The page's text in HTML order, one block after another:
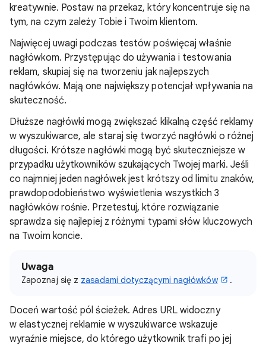
kreatywnie. Postaw na przekaz, który koncentruje się na
tym, na czym zależy Tobie i Twoim klientom.
Najwięcej uwagi podczas testów poświęcaj właśnie
nagłówkom. Przystępując do używania i testowania
reklam, skupiaj się na tworzeniu jak najlepszych
nagłówków. Mają one największy potencjał wpływania na
skuteczność.
Dłuższe nagłówki mogą zwiększać klikalną część reklamy
w wyszukiwarce, ale staraj się tworzyć nagłówki o różnej
długości. Krótsze nagłówki mogą być skuteczniejsze w
przypadku użytkowników szukających Twojej marki. Jeśli
co najmniej jeden nagłówek jest krótszy od limitu znaków,
prawdopodobieństwo wyświetlenia wszystkich 3
nagłówków rośnie. Przetestuj, które rozwiązanie
sprawdza się najlepiej z różnymi typami słów kluczowych
na Twoim koncie.
Uwaga
Zapoznaj się z zasadami dotyczącymi nagłówków .
Doceń wartość pól ścieżek. Adres URL widoczny
w elastycznej reklamie w wyszukiwarce wskazuje
wyraźnie miejsce, do którego użytkownik trafi po jej